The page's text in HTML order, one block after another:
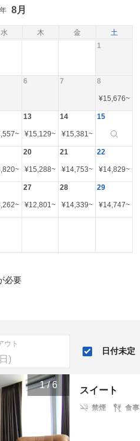
水 木 金 土
8月
1
6 7 8
¥15,676~
~
13
¥15,129~
14
¥15,381~
15
~
20
¥15,288~
21
¥14,753~
22
¥14,829~
~
27
¥12,801~
28
¥14,339~
29
¥14,747~
必要
ウト
日付未定
1/6
スイート
禁煙 食